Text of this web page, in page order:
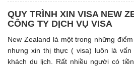
QUY TRÌNH XIN VISA NEW
CÔNG TY DỊCH VỤ VISA
New Zealand là một trong những
nhưng xin thị thực ( visa) luôn là
khách du lịch. Rất nhiều người có